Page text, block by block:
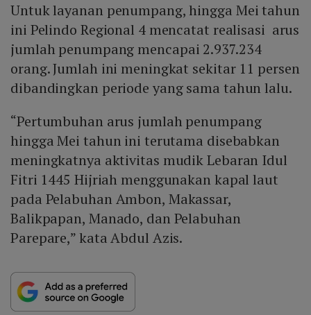
Untuk layanan penumpang, hingga Mei tahun
ini Pelindo Regional 4 mencatat realisasi arus
jumlah penumpang mencapai 2.937.234
orang. Jumlah ini meningkat sekitar 11 persen
dibandingkan periode yang sama tahun lalu.
“Pertumbuhan arus jumlah penumpang
hingga Mei tahun ini terutama disebabkan
meningkatnya aktivitas mudik Lebaran Idul
Fitri 1445 Hijriah menggunakan kapal laut
pada Pelabuhan Ambon, Makassar,
Balikpapan, Manado, dan Pelabuhan
Parepare,” kata Abdul Azis.